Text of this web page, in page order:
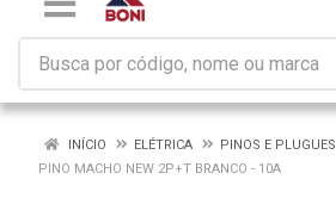
INÍCIO ELÉTRICA
PINOS E PLUGUES
PINO MACHO NEW 2P+T BRANCO - 10A